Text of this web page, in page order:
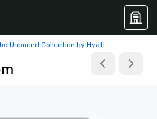
Unbound Collection by Hyatt